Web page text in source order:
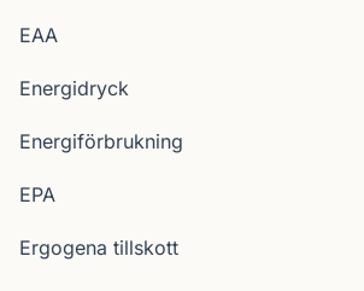
EAA
Energidryck
Energiförbrukning
EPA
Ergogena tillskott